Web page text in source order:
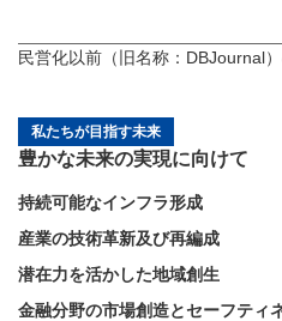
民営化以前（旧名称：DBJournal
私たちが目指す未来
豊かな未来の実現に向けて
持続可能なインフラ形成
産業の技術革新及び再編成
潜在力を活かした地域創生
金融分野の市場創造とセーフティ